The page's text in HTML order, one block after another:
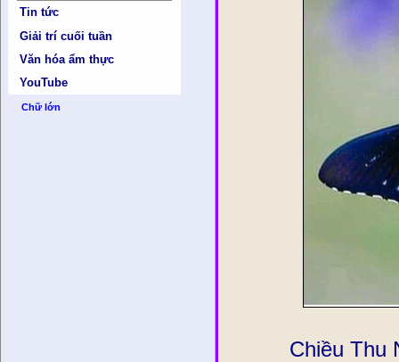
Tin tức
Giải trí cuối tuần
Văn hóa ẩm thực
YouTube
Chữ lớn
Chiều Thu